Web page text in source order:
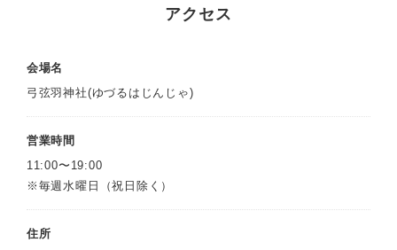
アクセス
会場名
弓弦羽神社(ゆづるはじんじゃ)
営業時間
11:00〜19:00
※毎週水曜日（祝日除く）
住所